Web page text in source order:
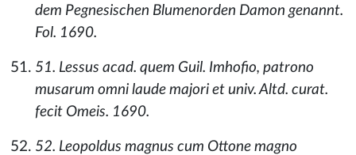
dem Pegnesischen Blumenorden Damon genannt.
Fol. 1690.
51. Lessus acad. quem Guil. Imhofio, patrono
musarum omni laude majori et univ. Altd. curat.
fecit Omeis. 1690.
52. Leopoldus magnus cum Ottone magno